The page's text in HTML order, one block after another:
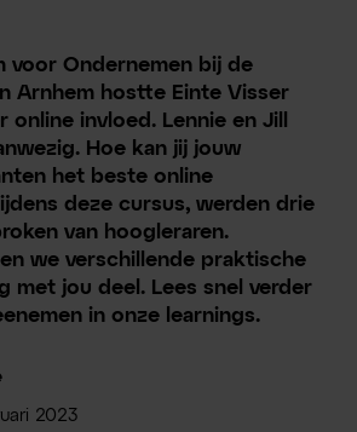
voor Ondernemen bij de
Arnhem hostte Einte Visser
online invloed. Lennie en Jill
Hoe kan jij jouw
het beste online
deze cursus, werden drie
van hoogleraren.
we verschillende praktische
met jou deel. Lees snel verder
in onze learnings.
2023